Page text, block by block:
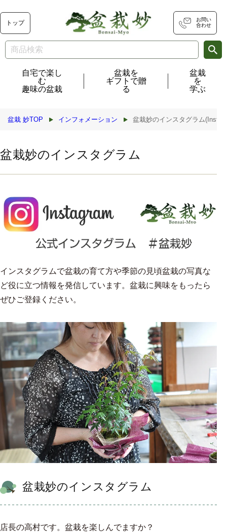
ンツに
進む
トップ
お問い
合わせ
自宅で楽し
む
趣味の盆栽
盆栽を
ギフトで贈
る
盆栽
を
学ぶ
盆栽 妙TOP インフォメーション 盆栽妙のインスタグラム
盆栽妙のインスタグラム
インスタグラムで盆栽の育て方や季節の見頃盆栽の写真な
ど役に立つ情報を発信しています。盆栽に興味をもったら
ぜひご登録ください。
盆栽妙のインスタグラム
店長の高村です。盆栽を楽しんでますか？